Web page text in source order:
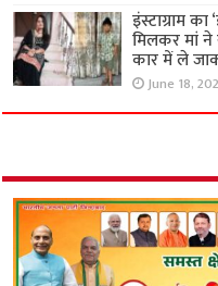
इंस्टाग्राम
मिलकर मां
कार में ले
June 18,